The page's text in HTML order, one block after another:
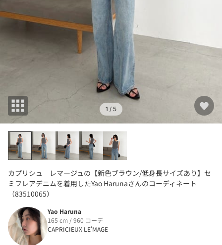
1 / 5
カプリシュ レマージュの【新色ブラウン/低身長サイズあり】セ
ミフレアデニムを着用したYao Harunaさんのコーディネート
（83510065）
Yao Haruna
165 cm / 960 コーデ
CAPRICIEUX LE'MAGE